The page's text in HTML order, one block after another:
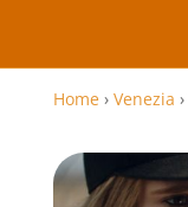
Home › Venezia ›